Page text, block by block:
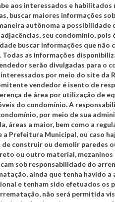
aos interessados e habilitados
buscar maiores informações
autônoma a possibilidade
seu condomínio, pois
buscar informações que não
as informações
serão divulgadas para o
por meio do site da
vendedor é isento de
de área por utilização de
do condomínio. A
por meio de sua
áreas a maior, bem como a
a Prefeitura Municipal, ou caso
de construir ou demolir paredes
ou outro material, mezaninos
sob responsabilidade do
ainda que tenha havido a
e tenham sido efetuados os
não será permitida